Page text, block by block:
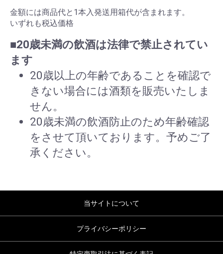
金額には商品代と1本入発送用箱代が含まれます。
いずれも税込価格
■20歳未満の飲酒は法律で禁止されてい
ます
20歳以上の年齢であることを確認で
きない場合には酒類を販売いたしま
せん。
20歳未満の飲酒防止のため年齢確認
をさせて頂いております。予めご了
承ください。
当サイトについて
プライバシーポリシー